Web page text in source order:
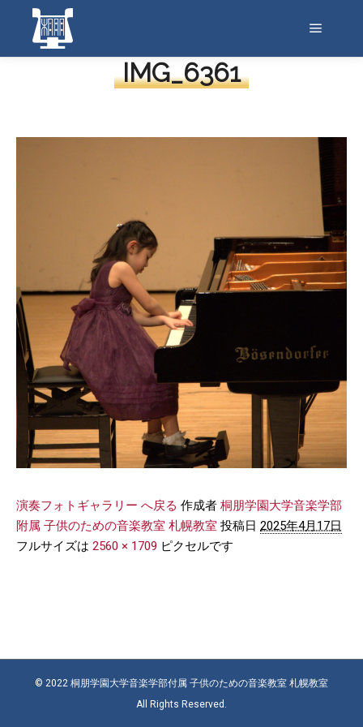
IMG_6361
演奏フォトギャラリー へ戻る 作成者 桐朋学園大学音楽学部
附属 子供のための音楽教室 札幌教室 投稿日 2025年4月17日
フルサイズは 2560 × 1709 ピクセルです
© 2022 桐朋学園大学音楽学部付属 子供のための音楽教室 札幌教室
All Rights Reserved.